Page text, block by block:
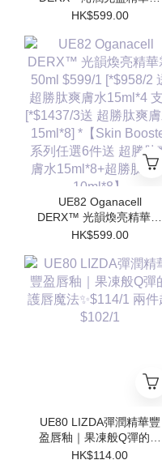
$599/1 ｜[*$958/2 送超
[*$1437/3送 超勝肽爽膚
水15ml*8] *【Skin
Booster 系列任選6件送
超勝肽爽膚水15ml*8+超
勝肽安瓶10ml*8】
HK$599.00
UE82 Oganacell
DERX™ 光韻煥亮精華霜
50ml $599/1 [*$958/2 送
[*$1437/3送 超勝肽爽膚
水15ml*8] *【Skin
Booster 系列任選6件送
超勝肽爽膚水15ml*8+超
勝肽安瓶10ml*8】
HK$599.00
UE80 LIZDA彈潤精華豐
盈唇釉｜果凍般Q彈的護
唇魔法✨$114/1 兩件起
HK$114.00